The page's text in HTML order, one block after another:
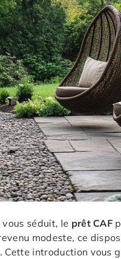
vous séduit, le prêt CAF
modeste, ce
introduction vous